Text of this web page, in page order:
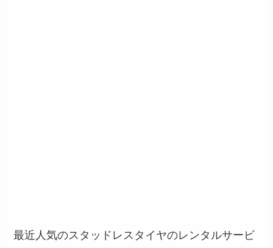
最近人気のスタッドレスタイヤのレンタルサービ